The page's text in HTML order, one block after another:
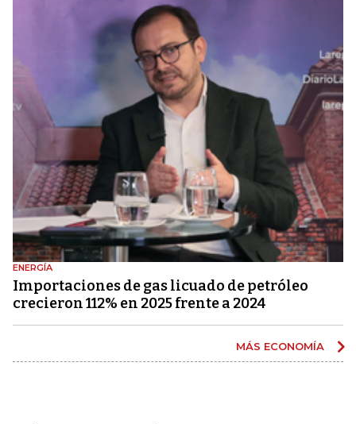
ENERGÍA
Importaciones de gas licuado de petróleo
crecieron 112% en 2025 frente a 2024
MÁS ECONOMÍA